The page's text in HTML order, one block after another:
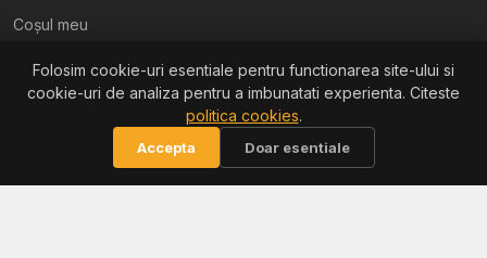
Coșul meu
Ajutor
Termeni și condiții
Politica de confidențialitate
Folosim cookie-uri esentiale pentru functionarea site-ului si
cookie-uri de analiza pentru a imbunatati experienta. Citeste
politica cookies.
Accepta Doar esentiale